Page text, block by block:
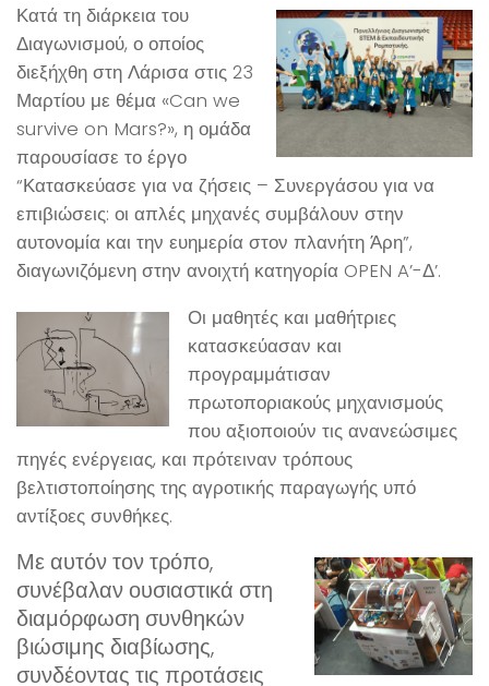
Κατά τη διάρκεια του
Διαγωνισμού, ο οποίος
διεξήχθη στη Λάρισα στις 23
Μαρτίου με θέμα «Can we
survive on Mars?», η ομάδα
παρουσίασε το έργο
“Κατασκεύασε για να ζήσεις – Συνεργάσου για να
επιβιώσεις: οι απλές μηχανές συμβάλουν στην
αυτονομία και την ευημερία στον πλανήτη Άρη”,
διαγωνιζόμενη στην ανοιχτή κατηγορία OPEN A’-Δ’.
Οι μαθητές και μαθήτριες
κατασκεύασαν και
προγραμμάτισαν
πρωτοποριακούς μηχανισμούς
που αξιοποιούν τις ανανεώσιμες
πηγές ενέργειας, και πρότειναν τρόπους
βελτιστοποίησης της αγροτικής παραγωγής υπό
αντίξοες συνθήκες.
Με αυτόν τον τρόπο,
συνέβαλαν ουσιαστικά στη
διαμόρφωση συνθηκών
βιώσιμης διαβίωσης,
συνδέοντας τις προτάσεις